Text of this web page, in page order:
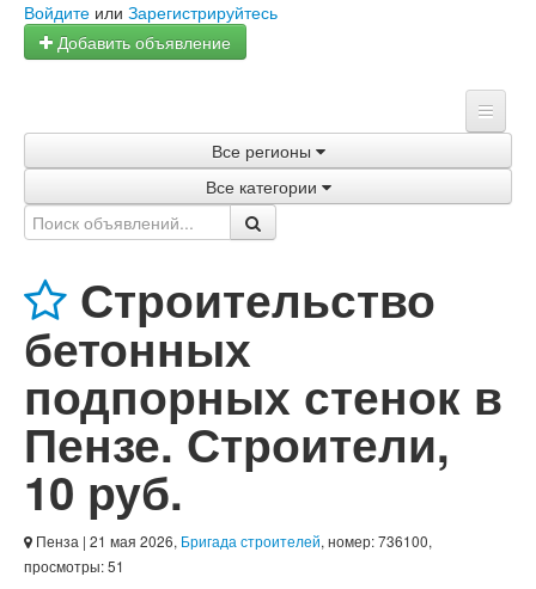
Войдите или Зарегистрируйтесь
Добавить объявление
Объявления
Услуги
Статьи
Все регионы
Все категории
Строительство
бетонных
подпорных стенок в
Пензе. Строители,
10 руб.
Пенза | 21 мая 2026, Бригада строителей, номер: 736100,
просмотры: 51